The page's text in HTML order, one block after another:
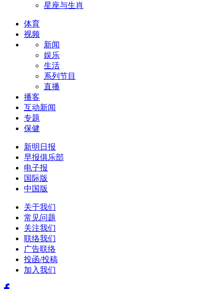
星座与生肖
体育
视频
新闻
娱乐
生活
系列节目
直播
播客
互动新闻
专题
保健
新明日报
早报俱乐部
电子报
国际版
中国版
关于我们
常见问题
关注我们
联络我们
广告联络
投函/投稿
加入我们